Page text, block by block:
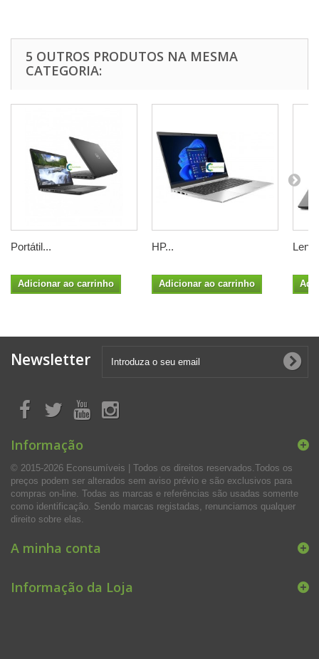
5 OUTROS PRODUTOS NA MESMA
CATEGORIA:
Portátil...
Adicionar ao carrinho
HP...
Adicionar ao carrinho
Newsletter
Informação
© 2015-2026 Econsumíveis | Todos os direitos reservados.Todos os
preços podem ser alterados sem aviso prévio e são exclusivos para
compras on-line. Todas as marcas e referências são usadas somente
como identificação. Sendo marcas registadas, renunciamos qualquer
direito sobre elas.
A minha conta
Informação da Loja